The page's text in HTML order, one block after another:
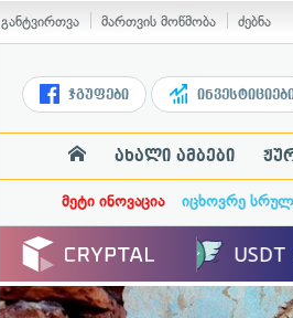
განტვირთვა მართვის მოწმობა ძებნა
ჯგუფები
ახალი ამბები
მეტი ინოვაცია იცხოვრე